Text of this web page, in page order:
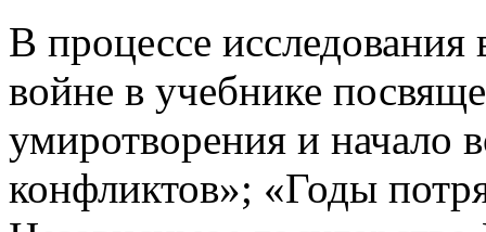
В процессе
войне в учебнике
умиротворения и начало
конфликтов»; «Годы